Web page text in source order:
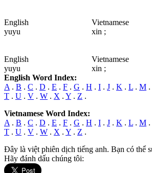
English
Vietnamese
yuyu
xin ;
English
Vietnamese
yuyu
xin ;
English Word Index:
A . B . C . D . E . F . G . H . I . J . K . L . M .
T . U . V . W . X . Y . Z .
Vietnamese Word Index:
A . B . C . D . E . F . G . H . I . J . K . L . M .
T . U . V . W . X . Y . Z .
Đây là việt phiên dịch tiếng anh. Bạn có thể
Hãy đánh dấu chúng tôi: